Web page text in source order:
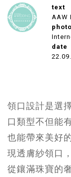
text
AAW
photo
date
領口設計是選
口類型不但能
也能帶來美好
現透膚紗領口
從鑲滿珠寶的